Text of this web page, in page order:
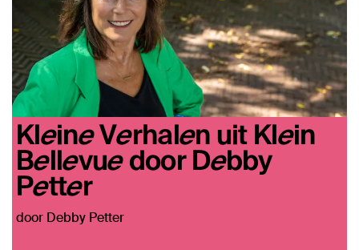
Kleine Verhalen uit Klein
Bellevue door Debby
Petter
door Debby Petter